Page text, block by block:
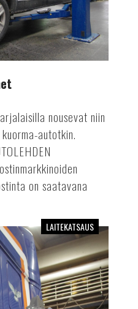
nousevat niin
autotkin.
on saatavana
LAITEKATSAUS